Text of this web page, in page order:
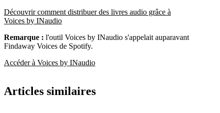
Découvrir comment distribuer des livres audio grâce à
Voices by INaudio
Remarque : l'outil Voices by INaudio s'appelait auparavant
Findaway Voices de Spotify.
Accéder à Voices by INaudio
Articles similaires